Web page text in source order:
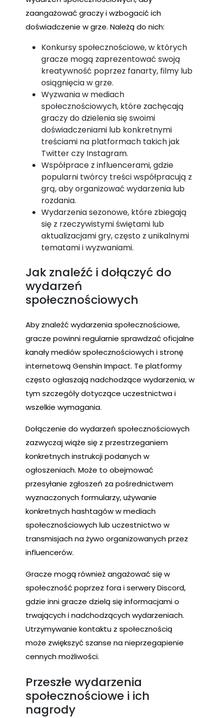
zaangażować graczy i wzbogacić ich
doświadczenie w grze. Należą do nich:
Konkursy społecznościowe, w których
gracze mogą zaprezentować swoją
kreatywność poprzez fanarty, filmy lub
osiągnięcia w grze.
Wyzwania w mediach
społecznościowych, które zachęcają
graczy do dzielenia się swoimi
doświadczeniami lub konkretnymi
treściami na platformach takich jak
Twitter czy Instagram.
Współprace z influencerami, gdzie
popularni twórcy treści współpracują z
grą, aby organizować wydarzenia lub
rozdania.
Wydarzenia sezonowe, które zbiegają
się z rzeczywistymi świętami lub
aktualizacjami gry, często z unikalnymi
tematami i wyzwaniami.
Jak znaleźć i dołączyć do
wydarzeń
społecznościowych
Aby znaleźć wydarzenia społecznościowe,
gracze powinni regularnie sprawdzać oficjalne
kanały mediów społecznościowych i stronę
internetową Genshin Impact. Te platformy
często ogłaszają nadchodzące wydarzenia, w
tym szczegóły dotyczące uczestnictwa i
wszelkie wymagania.
Dołączenie do wydarzeń społecznościowych
zazwyczaj wiąże się z przestrzeganiem
konkretnych instrukcji podanych w
ogłoszeniach. Może to obejmować
przesyłanie zgłoszeń za pośrednictwem
wyznaczonych formularzy, używanie
konkretnych hashtagów w mediach
społecznościowych lub uczestnictwo w
transmisjach na żywo organizowanych przez
influencerów.
Gracze mogą również angażować się w
społeczność poprzez fora i serwery Discord,
gdzie inni gracze dzielą się informacjami o
trwających i nadchodzących wydarzeniach.
Utrzymywanie kontaktu z społecznością
może zwiększyć szanse na nieprzegapienie
cennych możliwości.
Przeszłe wydarzenia
społecznościowe i ich
nagrody